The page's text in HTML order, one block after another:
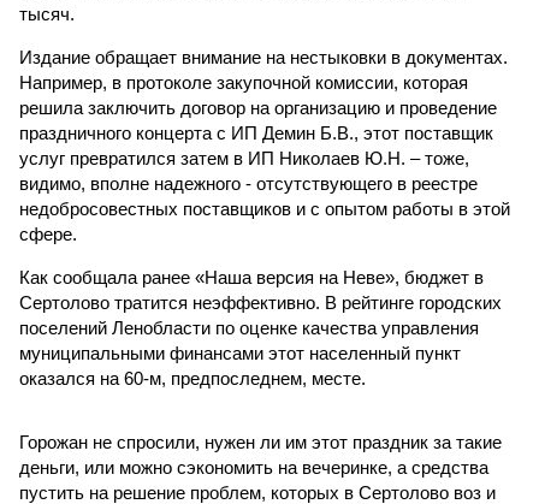
тысяч.
Издание обращает внимание на нестыковки в документах.
Например, в протоколе закупочной комиссии, которая
решила заключить договор на организацию и проведение
праздничного концерта с ИП Демин Б.В., этот поставщик
услуг превратился затем в ИП Николаев Ю.Н. – тоже,
видимо, вполне надежного - отсутствующего в реестре
недобросовестных поставщиков и с опытом работы в этой
сфере.
Как сообщала ранее «Наша версия на Неве», бюджет в
Сертолово тратится неэффективно. В рейтинге городских
поселений Ленобласти по оценке качества управления
муниципальными финансами этот населенный пункт
оказался на 60-м, предпоследнем, месте.
Горожан не спросили, нужен ли им этот праздник за такие
деньги, или можно сэкономить на вечеринке, а средства
пустить на решение проблем, которых в Сертолово воз и